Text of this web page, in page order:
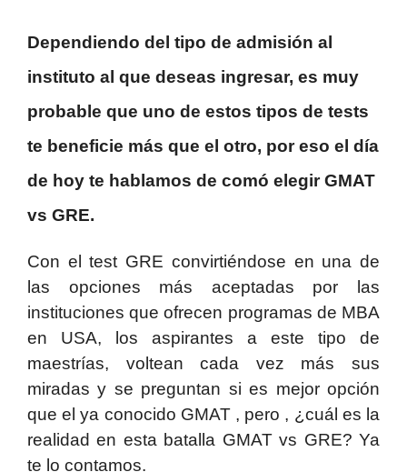
Dependiendo del tipo de admisión al
instituto al que deseas ingresar, es muy
probable que uno de estos tipos de tests
te beneficie más que el otro, por eso el día
de hoy te hablamos de comó elegir GMAT
vs GRE.
Con el test GRE convirtiéndose en una de
las opciones más aceptadas por las
instituciones que ofrecen programas de MBA
en USA, los aspirantes a este tipo de
maestrías, voltean cada vez más sus
miradas y se preguntan si es mejor opción
que el ya conocido GMAT , pero , ¿cuál es la
realidad en esta batalla GMAT vs GRE? Ya
te lo contamos.